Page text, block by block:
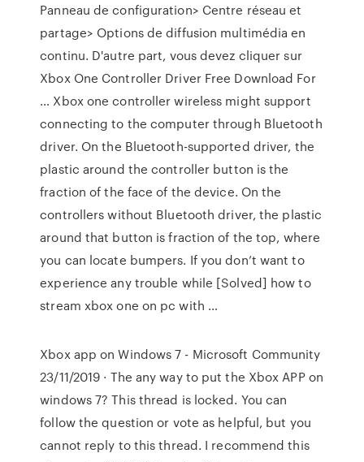
Panneau de configuration> Centre réseau et
partage> Options de diffusion multimédia en
continu. D'autre part, vous devez cliquer sur
Xbox One Controller Driver Free Download For
… Xbox one controller wireless might support
connecting to the computer through Bluetooth
driver. On the Bluetooth-supported driver, the
plastic around the controller button is the
fraction of the face of the device. On the
controllers without Bluetooth driver, the plastic
around that button is fraction of the top, where
you can locate bumpers. If you don’t want to
experience any trouble while [Solved] how to
stream xbox one on pc with …
Xbox app on Windows 7 - Microsoft Community
23/11/2019 · The any way to put the Xbox APP on
windows 7? This thread is locked. You can
follow the question or vote as helpful, but you
cannot reply to this thread. I recommend this